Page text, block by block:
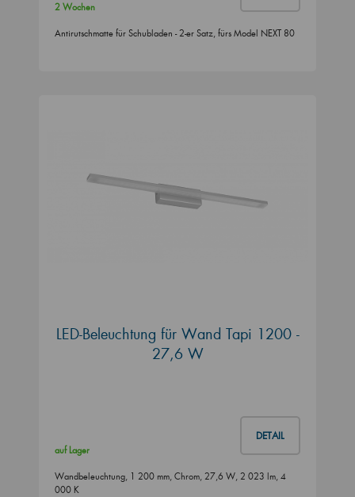
2 Wochen
Antirutschmatte für Schubladen - 2-er Satz, fürs Model NEXT 80
LED-Beleuchtung für Wand Tapi 1200 -
27,6 W
DETAIL
auf Lager
Wandbeleuchtung, 1 200 mm, Chrom, 27,6 W, 2 023 lm, 4
000 K